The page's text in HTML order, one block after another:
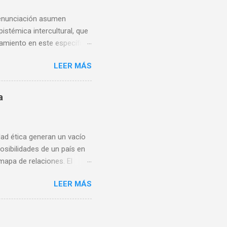
asumen
intercultural, que
en este específico
El papel de las áreas
reivindicación que va al
LEER MÁS
ética generan un vacío
de un país en
de relaciones. El
de gobernanza del
de relaciones. La
LEER MÁS